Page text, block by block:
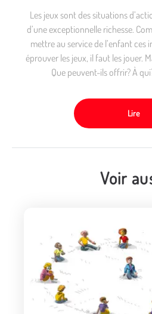
Les jeux sont des situations
d’une exceptionnelle richesse.
mettre au service de l’enfant ces
éprouver les jeux, il faut les jouer.
Que peuvent-ils offrir? À
Lire
Voir